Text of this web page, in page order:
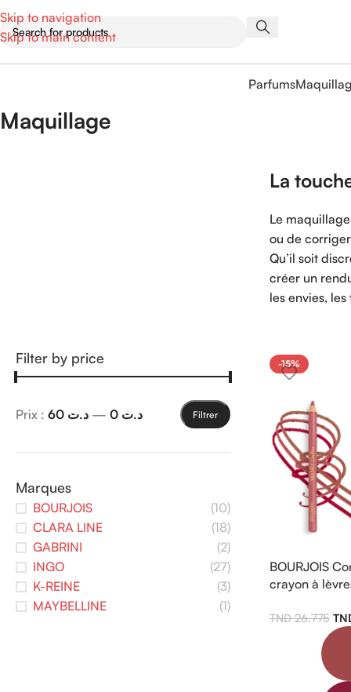
Skip to navigation
Skip to main content
Parfums
Maquillage
La
Le
ou de
Qu’il soit
créer un
les envies,
Filter by price
Filtrer
Prix : د.ت 0 — د.ت 60
Marques
BOURJOIS
(10)
CLARA LINE
(18)
GABRINI
(2)
INGO
(27)
K-REINE
(3)
MAYBELLINE
(1)
-15%
BOURJOIS
crayon à
26,775